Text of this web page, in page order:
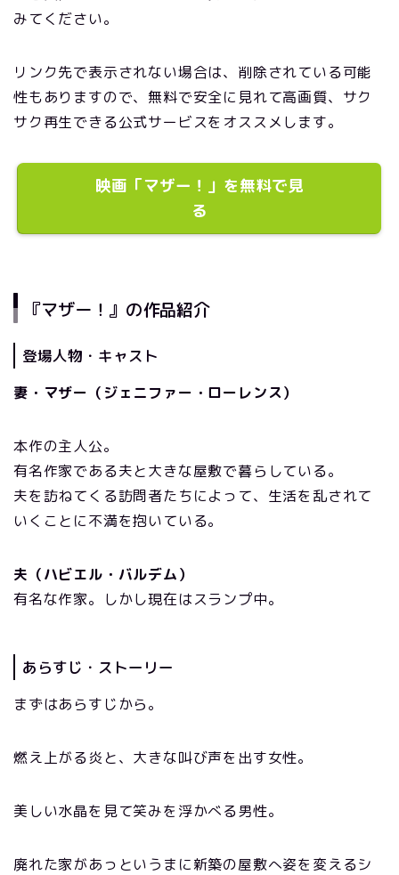
みてください。
リンク先で表示されない場合は、削除されている可能
性もありますので、無料で安全に見れて高画質、サク
サク再生できる公式サービスをオススメします。
映画「マザー！」を無料で見
る
『マザー！』の作品紹介
登場人物・キャスト
妻・マザー（ジェニファー・ローレンス）
本作の主人公。
有名作家である夫と大きな屋敷で暮らしている。
夫を訪ねてくる訪問者たちによって、生活を乱されて
いくことに不満を抱いている。
夫（ハビエル・バルデム）
有名な作家。しかし現在はスランプ中。
あらすじ・ストーリー
まずはあらすじから。
燃え上がる炎と、大きな叫び声を出す女性。
美しい水晶を見て笑みを浮かべる男性。
廃れた家があっというまに新築の屋敷へ姿を変えるシ